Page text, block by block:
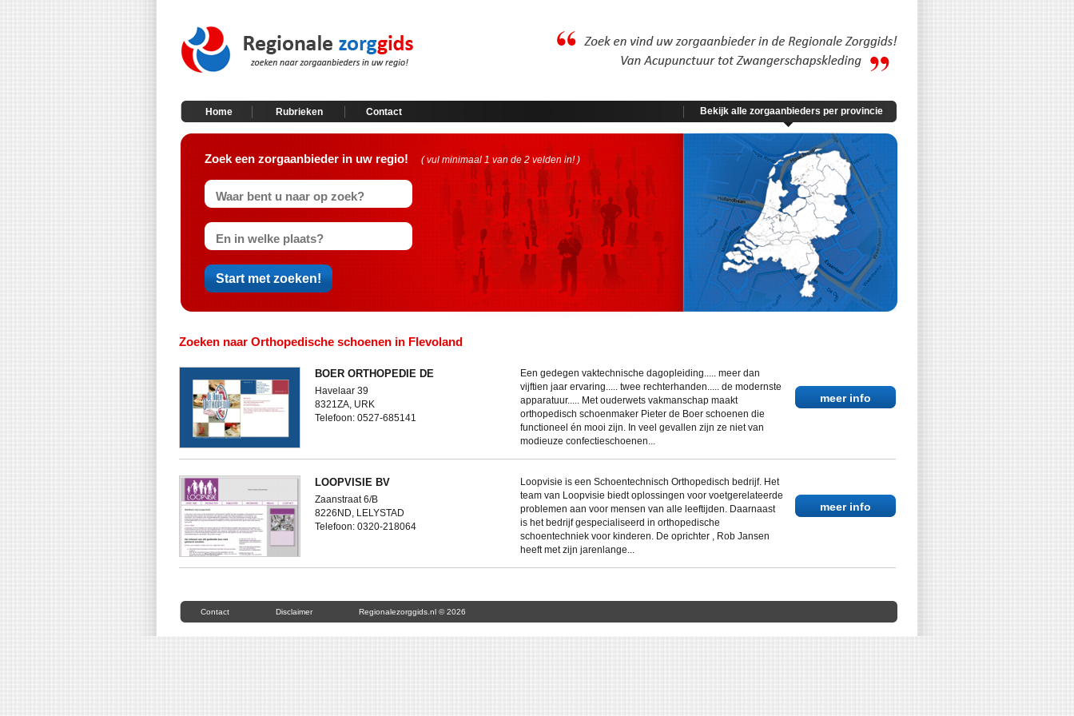
Home Rubrieken Contact Bekijk alle zorgaanbieders per provincie
Zoek een zorgaanbieder in uw regio! ( vul minimaal 1 van de 2 velden in! )
Zoeken naar Orthopedische schoenen in Flevoland
BOER ORTHOPEDIE DE
Havelaar 39
8321ZA, URK
Telefoon: 0527-685141
Een gedegen vaktechnische dagopleiding..... meer dan
vijftien jaar ervaring..... twee rechterhanden..... de modernste
apparatuur..... Met ouderwets vakmanschap maakt
orthopedisch schoenmaker Pieter de Boer schoenen die
functioneel én mooi zijn. In veel gevallen zijn ze niet van
modieuze confectieschoenen...
meer info
LOOPVISIE BV
Zaanstraat 6/B
8226ND, LELYSTAD
Telefoon: 0320-218064
Loopvisie is een Schoentechnisch Orthopedisch bedrijf. Het
team van Loopvisie biedt oplossingen voor voetgerelateerde
problemen aan voor mensen van alle leeftijden. Daarnaast
is het bedrijf gespecialiseerd in orthopedische
schoentechniek voor kinderen. De oprichter , Rob Jansen
heeft met zijn jarenlange...
meer info
Contact Disclaimer Regionalezorggids.nl © 2026